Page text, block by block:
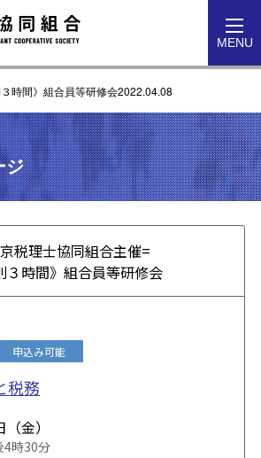
MENU
３時間》組合員等研修会2022.04.08
ジ
税理士協同組合主催=
３時間》組合員等研修会
申込み可能
税務
金）
4時30分